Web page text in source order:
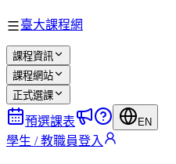
臺大課程網
課程資訊
課程網站
正式選課
預選課表 EN
學生 / 教職員登入